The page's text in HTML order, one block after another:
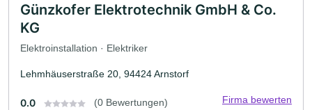
Günzkofer Elektrotechnik GmbH & Co.
KG
Elektroinstallation · Elektriker
Lehmhäuserstraße 20, 94424 Arnstorf
0.0 (0 Bewertungen) Firma bewerten